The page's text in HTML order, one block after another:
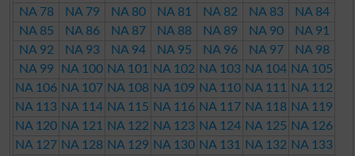
NA 78
NA 79 NA 80 NA 81 NA 82 NA 83
NA 84
NA 85
NA 86 NA 87 NA 88 NA 89 NA 90
NA 91
NA 92
NA 93 NA 94 NA 95 NA 96 NA 97
NA 98
NA 99
NA 100 NA 101 NA 102 NA 103 NA 104 NA 105
NA 106 NA 107 NA 108 NA 109 NA 110 NA 111
NA 112
NA 113 NA 114 NA 115 NA 116 NA 117 NA 118 NA 119
NA 120 NA 121 NA 122 NA 123 NA 124 NA 125 NA 126
NA 127 NA 128 NA 129 NA 130 NA 131 NA 132 NA 133